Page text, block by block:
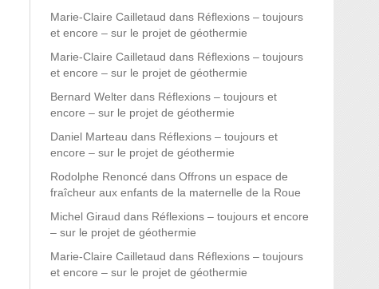
Marie-Claire Cailletaud dans Réflexions – toujours
et encore – sur le projet de géothermie
Marie-Claire Cailletaud dans Réflexions – toujours
et encore – sur le projet de géothermie
Bernard Welter dans Réflexions – toujours et
encore – sur le projet de géothermie
Daniel Marteau dans Réflexions – toujours et
encore – sur le projet de géothermie
Rodolphe Renoncé dans Offrons un espace de
fraîcheur aux enfants de la maternelle de la Roue
Michel Giraud dans Réflexions – toujours et encore
– sur le projet de géothermie
Marie-Claire Cailletaud dans Réflexions – toujours
et encore – sur le projet de géothermie